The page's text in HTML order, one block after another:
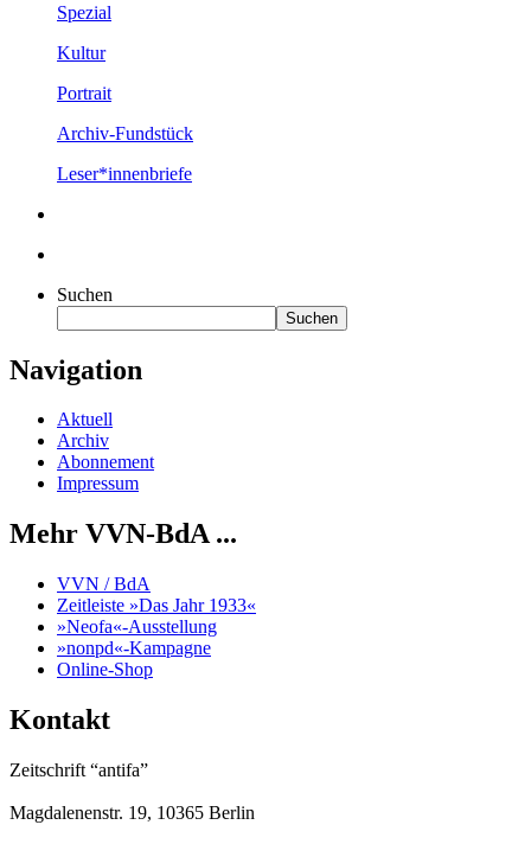
Spezial
Kultur
Portrait
Archiv-Fundstück
Leser*innenbriefe
Suchen
Suchen
Navigation
Aktuell
Archiv
Abonnement
Impressum
Mehr VVN-BdA ...
VVN / BdA
Zeitleiste »Das Jahr 1933«
»Neofa«-Ausstellung
»nonpd«-Kampagne
Online-Shop
Kontakt
Zeitschrift “antifa”
Magdalenenstr. 19, 10365 Berlin